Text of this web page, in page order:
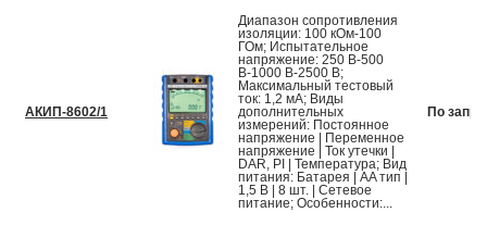
АКИП-8602/1
Диапазон сопротивления
изоляции: 100 кОм-100
ГОм; Испытательное
напряжение: 250 В-500
В-1000 В-2500 В;
Максимальный тестовый
ток: 1,2 мА; Виды
дополнительных
измерений: Постоянное
напряжение | Переменное
напряжение | Ток утечки |
DAR, PI | Температура; Вид
питания: Батарея | AA тип |
1,5 В | 8 шт. | Сетевое
питание; Особенности:...
По